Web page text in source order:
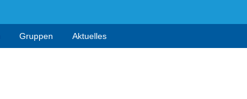
Gruppen Aktuelles